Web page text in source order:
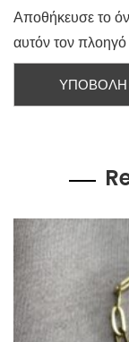
Αποθήκευσε το
αυτόν τον